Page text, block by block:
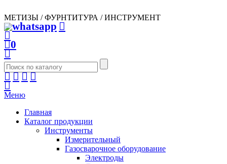
МЕТИЗЫ / ФУРНТИТУРА / ИНСТРУМЕНТ
0
Меню
Главная
Каталог продукции
Инструменты
Измерительный
Газосварочное оборудование
Электроды